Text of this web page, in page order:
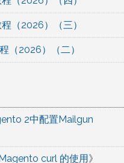
（2026）（三）
（2026）（二）
2中配置Mailgun
curl 的使用》